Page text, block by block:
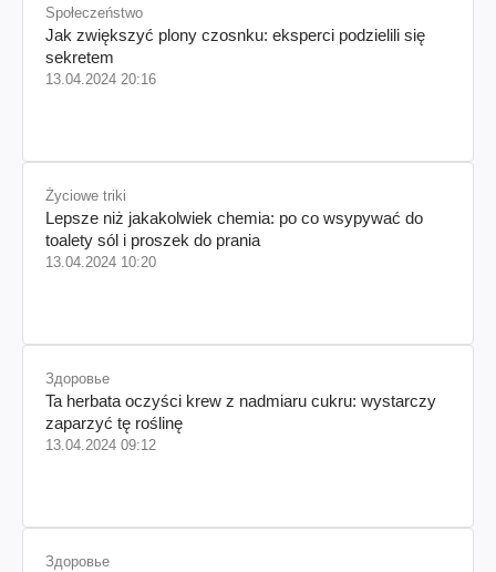
Społeczeństwo
Jak zwiększyć plony czosnku: eksperci podzielili się
sekretem
13.04.2024 20:16
Życiowe triki
Lepsze niż jakakolwiek chemia: po co wsypywać do
toalety sól i proszek do prania
13.04.2024 10:20
Здоровье
Ta herbata oczyści krew z nadmiaru cukru: wystarczy
zaparzyć tę roślinę
13.04.2024 09:12
Здоровье